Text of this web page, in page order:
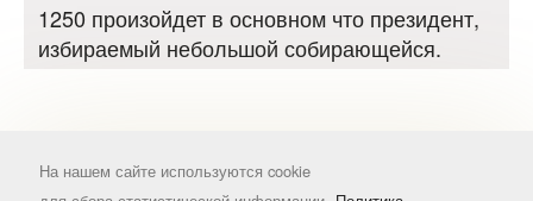
1250 произойдет в основном что президент,
избираемый небольшой собирающейся.
На нашем сайте используются cookie